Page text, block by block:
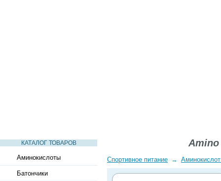
КАТАЛОГ ТОВАРОВ
Аминокислоты
Батончики
Amino
Спортивное питание →